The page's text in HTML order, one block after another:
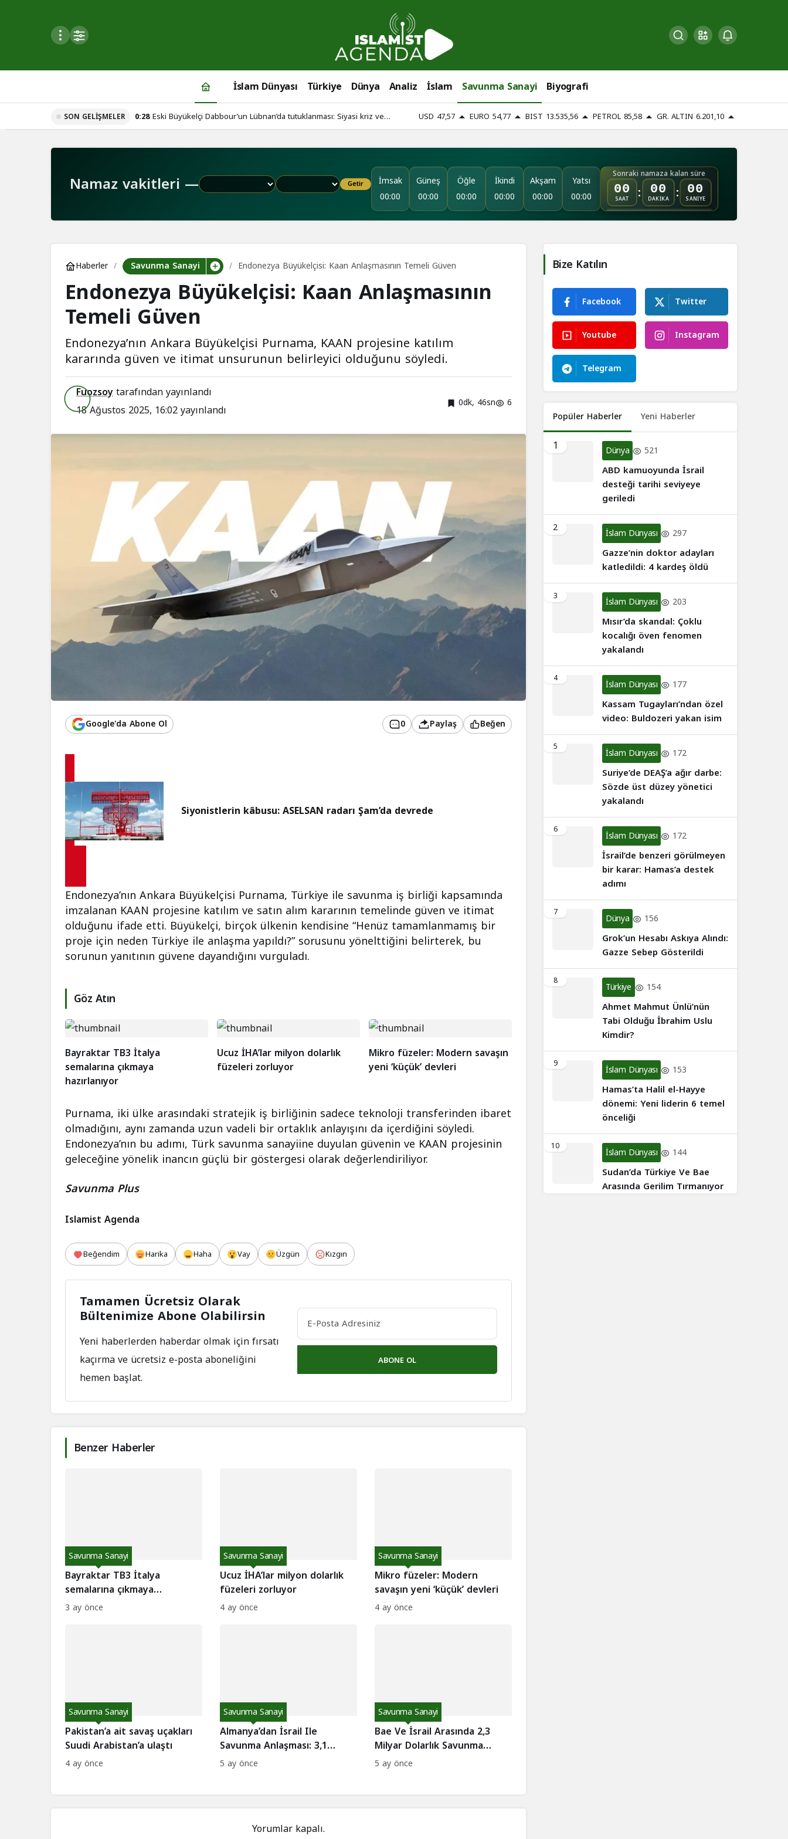
Mod
İslam Dünyası Türkiye Dünya Analiz İslam Savunma Sanayi Biyografi
SON GELIŞMELER 0:28 Eski Büyükelçi Dabbour’un Lübnan’da tutuklanması: Siyasi kriz ve
USD 47,57 EURO 54,77 BIST 13.535,56 PETROL 85,58 GR. ALTIN 6.201,10
Namaz vakitleri — Getir
İmsak
00:00
Güneş
00:00
Öğle
00:00
İkindi
00:00
Akşam
00:00
Yatsı
00:00
Sonraki namaza kalan süre
00
SAAT : 00
DAKİKA : 00
SANİYE
Haberler Savunma Sanayi Endonezya Büyükelçisi: Kaan Anlaşmasının Temeli Güven
Endonezya Büyükelçisi: Kaan Anlaşmasının
Temeli Güven
Endonezya’nın Ankara Büyükelçisi Purnama, KAAN projesine katılım
kararında güven ve itimat unsurunun belirleyici olduğunu söyledi.
Fuozsoytarafından yayınlandı
18 Ağustos 2025, 16:02yayınlandı 0dk, 46sn 6
Google'da Abone Ol 0 Paylaş Beğen
Siyonistlerin kâbusu: ASELSAN radarı Şam’da devrede
Endonezya’nın Ankara Büyükelçisi Purnama, Türkiye ile savunma iş birliği kapsamında
imzalanan KAAN projesine katılım ve satın alım kararının temelinde güven ve itimat
olduğunu ifade etti. Büyükelçi, birçok ülkenin kendisine “Henüz tamamlanmamış bir
proje için neden Türkiye ile anlaşma yapıldı?” sorusunu yönelttiğini belirterek, bu
sorunun yanıtının güvene dayandığını vurguladı.
Göz Atın
Bayraktar TB3 İtalya
semalarına çıkmaya
hazırlanıyor
Ucuz İHA’lar milyon dolarlık
füzeleri zorluyor
Mikro füzeler: Modern savaşın
yeni ‘küçük’ devleri
Purnama, iki ülke arasındaki stratejik iş birliğinin sadece teknoloji transferinden ibaret
olmadığını, aynı zamanda uzun vadeli bir ortaklık anlayışını da içerdiğini söyledi.
Endonezya’nın bu adımı, Türk savunma sanayiine duyulan güvenin ve KAAN projesinin
geleceğine yönelik inancın güçlü bir göstergesi olarak değerlendiriliyor.
Savunma Plus
Islamist Agenda
Beğendim Harika Haha Vay Üzgün Kızgın
Tamamen Ücretsiz Olarak
Bültenimize Abone Olabilirsin
Yeni haberlerden haberdar olmak için fırsatı
kaçırma ve ücretsiz e-posta aboneliğini
hemen başlat.
ABONE OL
Benzer Haberler
Bayraktar TB3 İtalya
semalarına çıkmaya
hazırlanıyor
Savunma Sanayi
3 ay önce
Ucuz İHA’lar milyon dolarlık
füzeleri zorluyor
Savunma Sanayi
4 ay önce
Mikro füzeler: Modern
savaşın yeni ‘küçük’ devleri
Savunma Sanayi
4 ay önce
Pakistan’a ait savaş uçakları
Suudi Arabistan’a ulaştı
Savunma Sanayi
4 ay önce
Almanya’dan İsrail Ile
Savunma Anlaşması: 3,1
Milyar Dolar
Savunma Sanayi
5 ay önce
Bae Ve İsrail Arasında 2,3
Milyar Dolarlık Savunma
Anlaşması
Savunma Sanayi
5 ay önce
Yorumlar kapalı.
Bize Katılın
Facebook Twitter
Youtube Instagram
Telegram
Popüler Haberler Yeni Haberler
1 Dünya 521
ABD kamuoyunda İsrail
desteği tarihi seviyeye
geriledi
2 İslam Dünyası 297
Gazze’nin doktor adayları
katledildi: 4 kardeş öldü
3 İslam Dünyası 203
Mısır’da skandal: Çoklu
kocalığı öven fenomen
yakalandı
4 İslam Dünyası 177
Kassam Tugayları’ndan özel
video: Buldozeri yakan isim
5 İslam Dünyası 172
Suriye’de DEAŞ’a ağır darbe:
Sözde üst düzey yönetici
yakalandı
6 İslam Dünyası 172
İsrail’de benzeri görülmeyen
bir karar: Hamas’a destek
adımı
7 Dünya 156
Grok’un Hesabı Askıya Alındı:
Gazze Sebep Gösterildi
8 Türkiye 154
Ahmet Mahmut Ünlü’nün
Tabi Olduğu İbrahim Uslu
Kimdir?
9 İslam Dünyası 153
Hamas’ta Halil el-Hayye
dönemi: Yeni liderin 6 temel
önceliği
10 İslam Dünyası 144
Sudan’da Türkiye Ve Bae
Arasında Gerilim Tırmanıyor